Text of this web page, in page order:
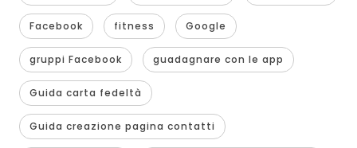
Facebook fitness Google
gruppi Facebook guadagnare con le app
Guida carta fedeltà
Guida creazione pagina contatti